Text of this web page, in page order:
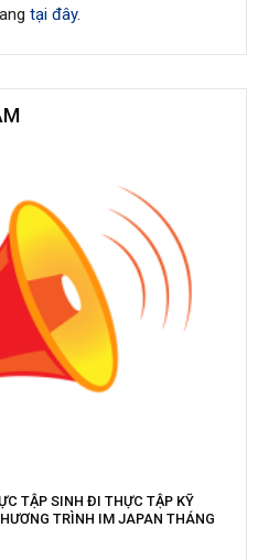
tại đây.
TẬP SINH ĐI THỰC TẬP KỸ
TRÌNH IM JAPAN THÁNG